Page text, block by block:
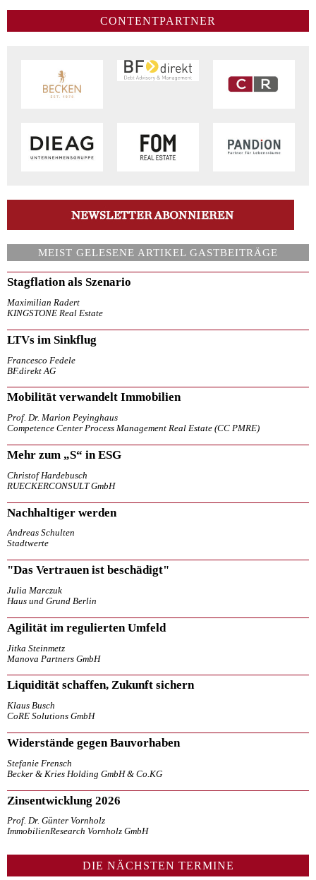
CONTENTPARTNER
MEIST GELESENE ARTIKEL GASTBEITRÄGE
Stagflation als Szenario
Maximilian Radert
KINGSTONE Real Estate
LTVs im Sinkflug
Francesco Fedele
BF.direkt AG
Mobilität verwandelt Immobilien
Prof. Dr. Marion Peyinghaus
Competence Center Process Management Real Estate (CC PMRE)
Mehr zum „S“ in ESG
Christof Hardebusch
RUECKERCONSULT GmbH
Nachhaltiger werden
Andreas Schulten
Stadtwerte
"Das Vertrauen ist beschädigt"
Julia Marczuk
Haus und Grund Berlin
Agilität im regulierten Umfeld
Jitka Steinmetz
Manova Partners GmbH
Liquidität schaffen, Zukunft sichern
Klaus Busch
CoRE Solutions GmbH
Widerstände gegen Bauvorhaben
Stefanie Frensch
Becker & Kries Holding GmbH & Co.KG
Zinsentwicklung 2026
Prof. Dr. Günter Vornholz
ImmobilienResearch Vornholz GmbH
DIE NÄCHSTEN TERMINE